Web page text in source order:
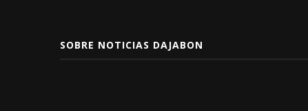
SOBRE NOTICIAS DAJABON